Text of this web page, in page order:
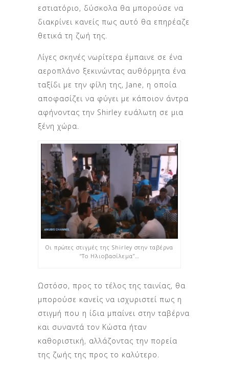
εστιατόριο, δύσκολα θα μπορούσε να
διακρίνει κανείς πως αυτό θα επηρέαζε
θετικά τη ζωή της.
Λίγες σκηνές νωρίτερα έμπαινε σε ένα
αεροπλάνο ξεκινώντας αυθόρμητα ένα
ταξίδι με την φίλη της, Jane, η οποία
αποφασίζει να φύγει με κάποιον άντρα
αφήνοντας την Shirley ευάλωτη σε μια
ξένη χώρα.
Οι πρώτες στιγμές της Shirley στην ταβέρνα
“Το Ηλιοβασίλεμα”…
Ωστόσο, προς το τέλος της ταινίας, θα
μπορούσε κανείς να ισχυριστεί πως η
στιγμή που η ίδια μπαίνει στην ταβέρνα
και συναντά τον Κώστα ήταν
καθοριστική, αλλάζοντας την πορεία
της ζωής της προς το καλύτερο.